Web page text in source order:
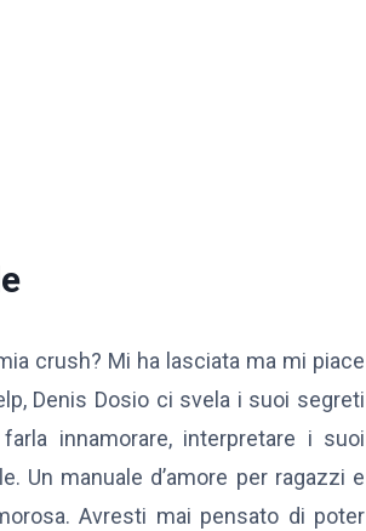
crush? Mi ha lasciata ma mi piace
Denis Dosio ci svela i suoi segreti
innamorare, interpretare i suoi
Un manuale d’amore per ragazzi e
Avresti mai pensato di poter